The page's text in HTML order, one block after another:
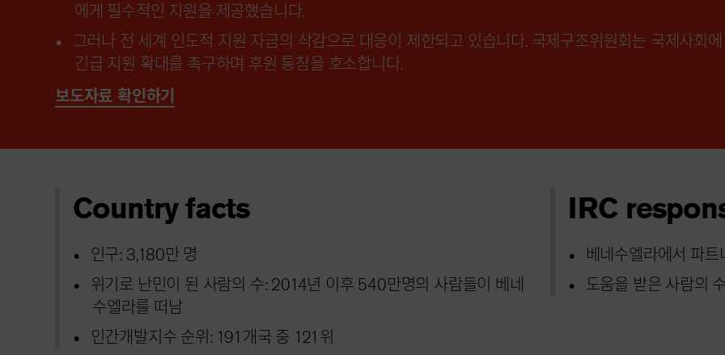
에게 필수적인 지원을 제공했습니다.
그러나 전 세계 인도적 지원 자금의 삭감으로 대응이 제한되고 있습니다. 국제구조위원회는 국제사회에
긴급 지원 확대를 촉구하며 후원 통참을 호소합니다.
보도자료 확인하기
Country facts
인구: 3,180만 명
위기로 난민이 된 사람의 수: 2014년 이후 540만명의 사람들이 베네
수엘라를 떠남
인간개발지수 순위: 191개국 중 121위
IRC
베네수엘라에서 파
도움을 받은 사람의